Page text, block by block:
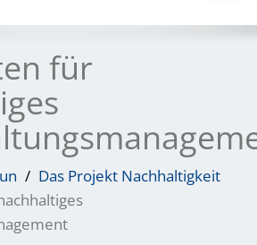
für
Das Projekt Nachhaltigkeit